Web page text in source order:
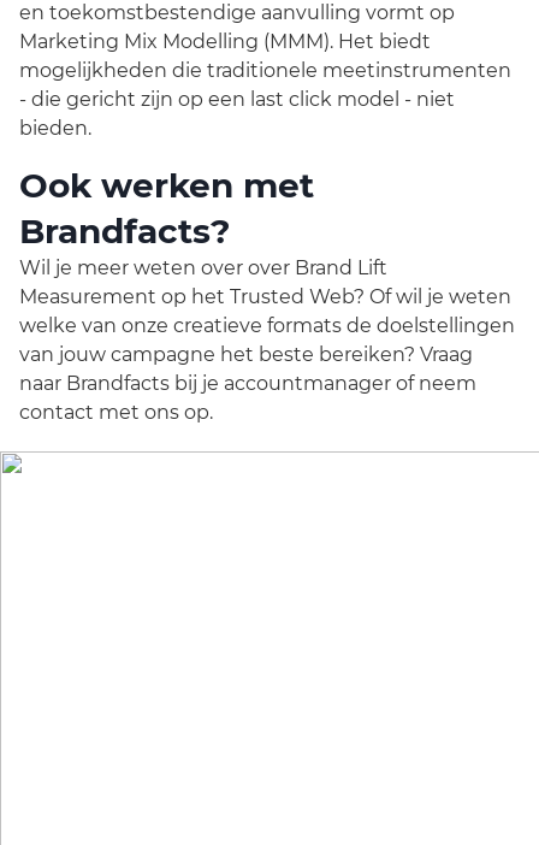
en toekomstbestendige aanvulling vormt op
Marketing Mix Modelling (MMM). Het biedt
mogelijkheden die traditionele meetinstrumenten
- die gericht zijn op een last click model - niet
bieden.
Ook werken met
Brandfacts?
Wil je meer weten over over Brand Lift
Measurement op het Trusted Web? Of wil je weten
welke van onze creatieve formats de doelstellingen
van jouw campagne het beste bereiken? Vraag
naar Brandfacts bij je accountmanager of neem
contact met ons op.